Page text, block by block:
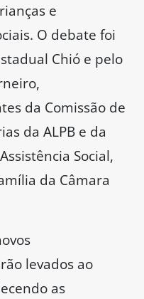
e
O debate foi
Chió e pelo
da Comissão de
da ALPB e da
Social,
da Câmara
levados ao
as